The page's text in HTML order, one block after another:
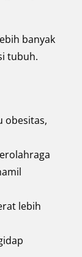
banyak
tubuh.
obesitas,
lebih